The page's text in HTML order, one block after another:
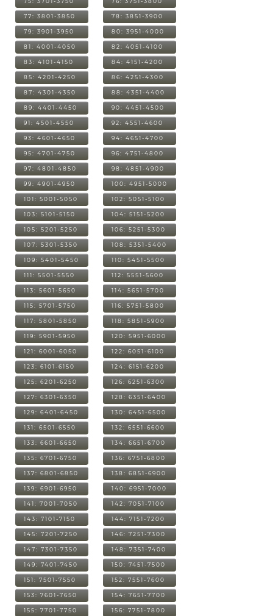
77: 3801-3850 78: 3851-3900
79: 3901-3950 80: 3951-4000
81: 4001-4050 82: 4051-4100
83: 4101-4150 84: 4151-4200
85: 4201-4250 86: 4251-4300
87: 4301-4350 88: 4351-4400
89: 4401-4450 90: 4451-4500
91: 4501-4550 92: 4551-4600
93: 4601-4650 94: 4651-4700
95: 4701-4750 96: 4751-4800
97: 4801-4850 98: 4851-4900
99: 4901-4950 100: 4951-5000
101: 5001-5050 102: 5051-5100
103: 5101-5150 104: 5151-5200
105: 5201-5250 106: 5251-5300
107: 5301-5350 108: 5351-5400
109: 5401-5450 110: 5451-5500
111: 5501-5550 112: 5551-5600
113: 5601-5650 114: 5651-5700
115: 5701-5750 116: 5751-5800
117: 5801-5850 118: 5851-5900
119: 5901-5950 120: 5951-6000
121: 6001-6050 122: 6051-6100
123: 6101-6150 124: 6151-6200
125: 6201-6250 126: 6251-6300
127: 6301-6350 128: 6351-6400
129: 6401-6450 130: 6451-6500
131: 6501-6550 132: 6551-6600
133: 6601-6650 134: 6651-6700
135: 6701-6750 136: 6751-6800
137: 6801-6850 138: 6851-6900
139: 6901-6950 140: 6951-7000
141: 7001-7050 142: 7051-7100
143: 7101-7150 144: 7151-7200
145: 7201-7250 146: 7251-7300
147: 7301-7350 148: 7351-7400
149: 7401-7450 150: 7451-7500
151: 7501-7550 152: 7551-7600
153: 7601-7650 154: 7651-7700
155: 7701-7750 156: 7751-7800